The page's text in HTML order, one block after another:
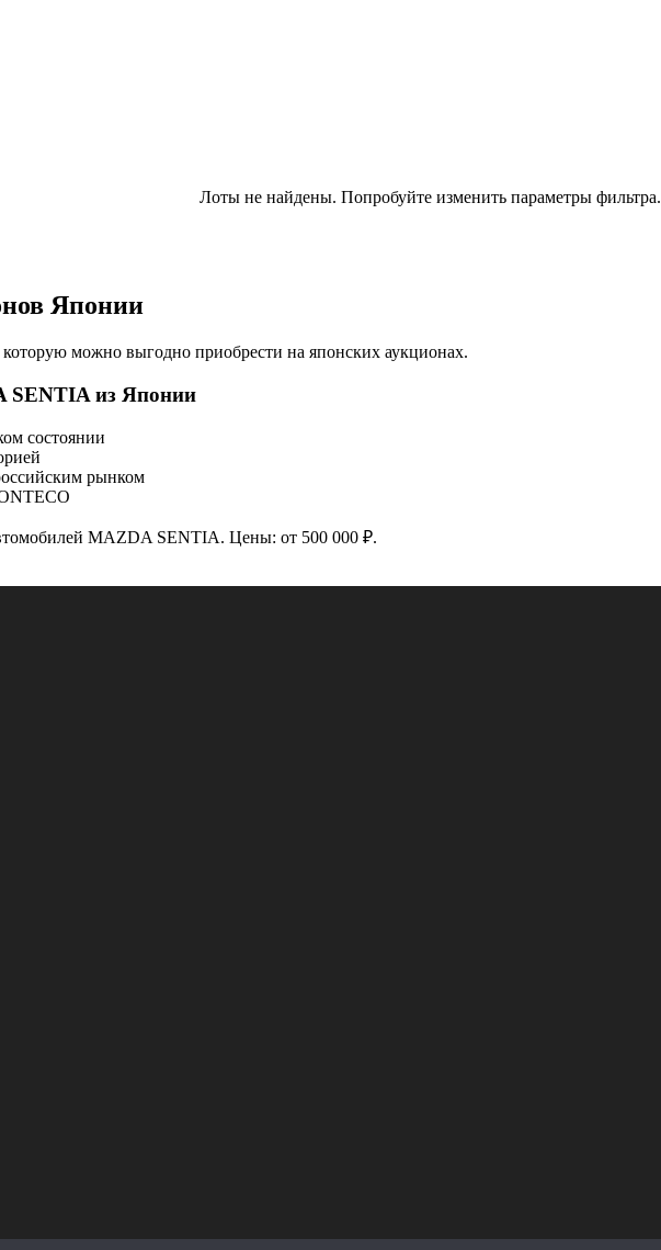
Лоты не найдены. Попробуйте изменить параметры фильтра.
Японии
можно выгодно приобрести на японских аукционах.
SENTIA из Японии
состоянии
рынком
MAZDA SENTIA. Цены: от 500 000 ₽.